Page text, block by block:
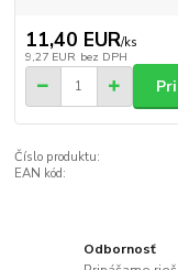
11,40 EUR/ks
9,27 EUR bez DPH
Číslo produktu:
EAN kód:
Odbornosť